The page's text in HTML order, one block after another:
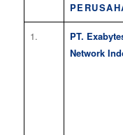
1.
PT.
Network